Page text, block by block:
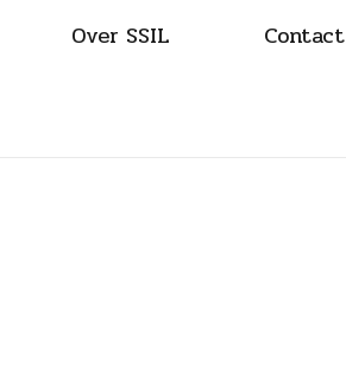
Over SSIL Contact